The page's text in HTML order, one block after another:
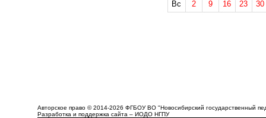
Вс
2 9 16 23 30
Авторское право © 2014-2026 ФГБОУ ВО "Новосибирский государственный
Разработка и поддержка сайта – ИОДО НГПУ